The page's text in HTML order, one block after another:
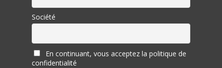
Société
En continuant, vous acceptez la politique de
confidentialité